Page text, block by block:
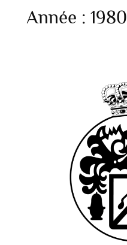
Année : 1980